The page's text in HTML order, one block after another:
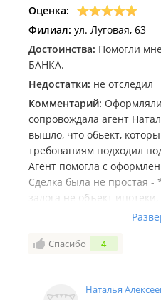
Оценка:
Филиал: ул. Луговая, 63
Достоинства: Помогли
БАНКА.
Недостатки: не отследил
Комментарий:
сопровождала агент
вышло, что обьект,
требованиям подходил
Агент помогла с
Сделка была не простая -
залога не объект
находящийся у меня
квартира выступает
банка, а новая гостинка
передали все в срок.
Спасибо 4
Наталья